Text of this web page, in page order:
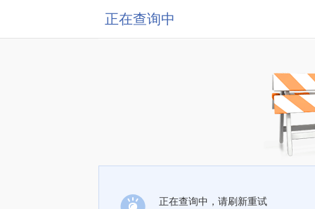
正在查询中
正在查询中，请刷新重试